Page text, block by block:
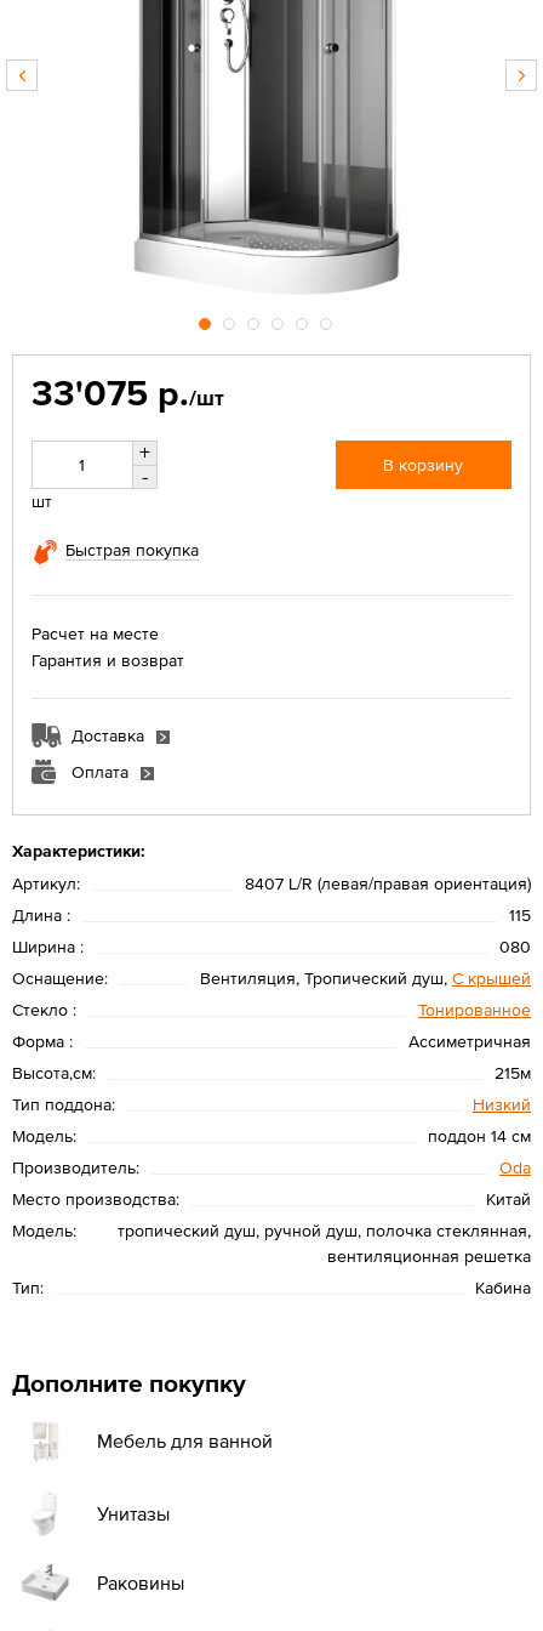
Характеристики:
Артикул:
8407 L/R (левая/правая ориентация)
Длина :
115
Ширина :
080
Оснащение:
Вентиляция, Тропический душ, С крышей
Стекло :
Тонированное
Форма :
Ассиметричная
Высота,см:
215м
Тип поддона:
Низкий
Модель:
поддон 14 см
Производитель:
Oda
Место производства:
Китай
Модель:
тропический душ, ручной душ, полочка стеклянная,
вентиляционная решетка
Тип:
Кабина
33'075 р./шт
+
-
шт
В корзину
Быстрая покупка
Расчет на месте
Гарантия и возврат
Доставка
Оплата
Дополните покупку
Мебель для ванной
Унитазы
Раковины